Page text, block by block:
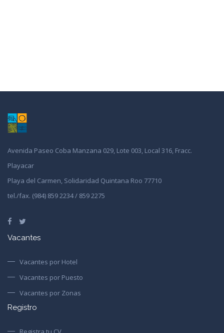
Avenida Paseo Coba Manzana 029, Lote 003, Local 316, Fracc.
Playacar
Playa del Carmen, Solidaridad Quintana Roo 77710
tel./fax. (984) 859 2234 / 859 2275
Vacantes
Vacantes por Hotel
Vacantes por Puesto
Vacantes por Zonas
Registro